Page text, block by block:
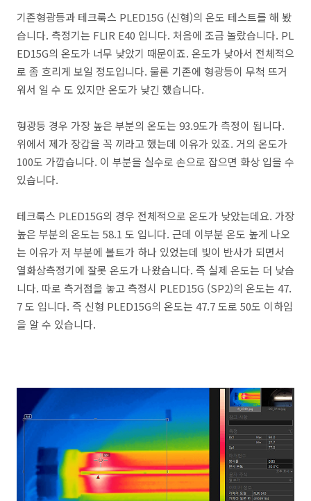
기존형광등과 테크룩스 PLED15G (신형)의 온도 테스트를 해 봤
습니다. 측정기는 FLIR E40 입니다. 처음에 조금 놀랐습니다. PL
ED15G의 온도가 너무 낮았기 때문이죠. 온도가 낮아서 전체적으
로 좀 흐리게 보일 정도입니다. 물론 기존에 형광등이 무척 뜨거
워서 일 수 도 있지만 온도가 낮긴 했습니다.
형광등 경우 가장 높은 부분의 온도는 93.9도가 측정이 됩니다.
위에서 제가 장갑을 꼭 끼라고 했는데 이유가 있죠. 거의 온도가
100도 가깝습니다. 이 부분을 실수로 손으로 잡으면 화상 입을 수
있습니다.
테크룩스 PLED15G의 경우 전체적으로 온도가 낮았는데요. 가장
높은 부분의 온도는 58.1 도 입니다. 근데 이부분 온도 높게 나오
는 이유가 저 부분에 볼트가 하나 있었는데 빛이 반사가 되면서
열화상측정기에 잘못 온도가 나왔습니다. 즉 실제 온도는 더 낮습
니다. 따로 측거점을 놓고 측정시 PLED15G (SP2)의 온도는 47.
7 도 입니다. 즉 신형 PLED15G의 온도는 47.7 도로 50도 이하임
을 알 수 있습니다.